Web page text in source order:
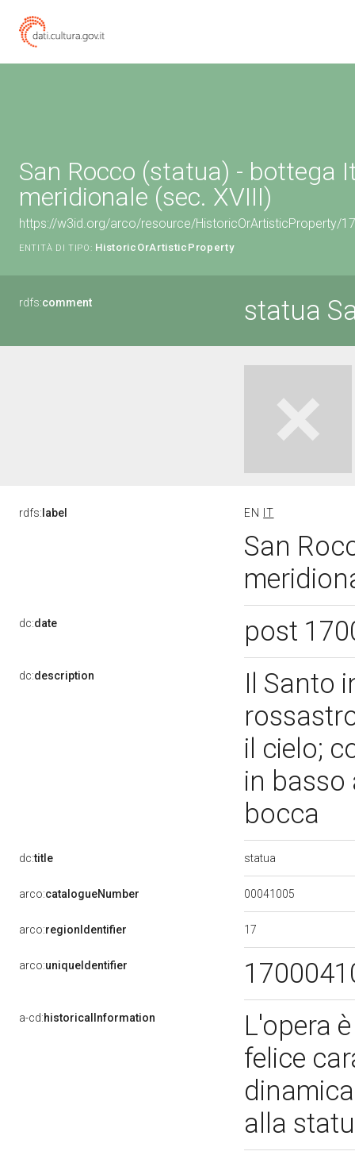
San Rocco (statua) - bottega
meridionale (sec. XVIII)
https://w3id.org/arco/resource/HistoricOrArtisticProperty/
ENTITÀ DI TIPO: HistoricOrArtisticProperty
rdfs:comment statua
rdfs: label EN IT
San
dc:date post
dc:description
Il Santo
il cielo;
in basso
bocca
dc:title statua
arco:catalogueNumber 00041005
arco:regionIdentifier 17
arco:uniqueIdentifier
a-cd:historicalInformation
L'opera
felice
alla